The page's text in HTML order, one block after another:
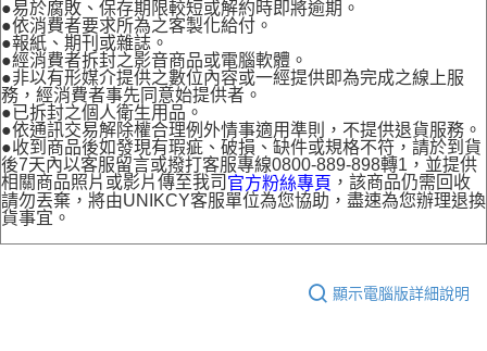
●易於腐敗、保存期限較短或解約時即將逾期。
●依消費者要求所為之客製化給付。
●報紙、期刊或雜誌。
●經消費者拆封之影音商品或電腦軟體。
●非以有形媒介提供之數位內容或一經提供即為完成之線上服
務，經消費者事先同意始提供者。
●已拆封之個人衛生用品。
●依通訊交易解除權合理例外情事適用準則，不提供退貨服務。
●收到商品後如發現有瑕疵、破損、缺件或規格不符，請於到貨
後7天內以客服留言或撥打客服專線0800-889-898轉1，並提供
相關商品照片或影片傳至我司 官方粉絲專頁 ，該商品仍需回收
請勿丟棄，將由UNIKCY客服單位為您協助，盡速為您辦理退換
貨事宜。
顯示電腦版詳細說明